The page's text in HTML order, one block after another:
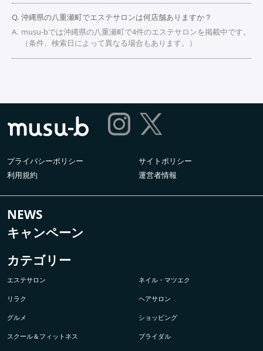
沖縄県の八重瀬町でエステサロンは何店舗ありますか？
musu-bでは沖縄県の八重瀬町で4件のエステサロンを掲載中です。
（条件、検索日によって異なる場合もあります。）
プライバシーポリシー
サイトポリシー
利用規約
運営者情報
NEWS
キャンペーン
カテゴリー
エステサロン ネイル・マツエク
リラク ヘアサロン
グルメ ショッピング
スクール＆フィットネス ブライダル